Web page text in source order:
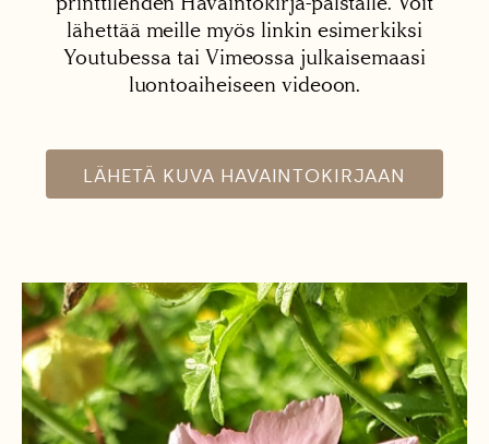
lähettää meille myös linkin esimerkiksi
Youtubessa tai Vimeossa julkaisemaasi
luontoaiheiseen videoon.
LÄHETÄ KUVA HAVAINTOKIRJAAN